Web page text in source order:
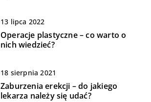
13 lipca 2022
Operacje plastyczne – co warto o
nich wiedzieć?
18 sierpnia 2021
Zaburzenia erekcji – do jakiego
lekarza należy się udać?